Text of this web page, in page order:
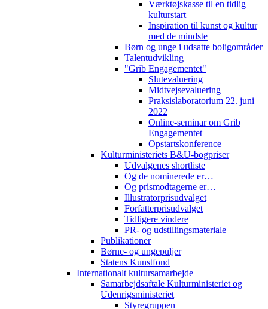
Værktøjskasse til en tidlig
kulturstart
Inspiration til kunst og kultur
med de mindste
Børn og unge i udsatte boligområder
Talentudvikling
"Grib Engagementet"
Slutevaluering
Midtvejsevaluering
Praksislaboratorium 22. juni
2022
Online-seminar om Grib
Engagementet
Opstartskonference
Kulturministeriets B&U-bogpriser
Udvalgenes shortliste
Og de nominerede er…
Og prismodtagerne er…
Illustratorprisudvalget
Forfatterprisudvalget
Tidligere vindere
PR- og udstillingsmateriale
Publikationer
Børne- og ungepuljer
Statens Kunstfond
Internationalt kultursamarbejde
Samarbejdsaftale Kulturministeriet og
Udenrigsministeriet
Styregruppen